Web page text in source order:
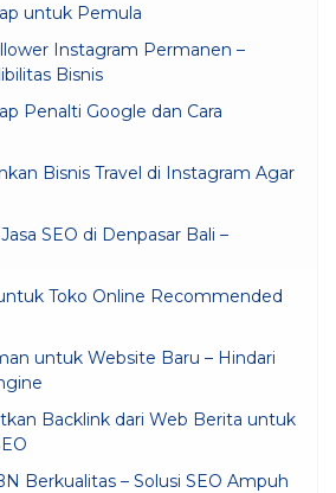
untuk Pemula
Instagram Permanen –
Bisnis
Penalti Google dan Cara
Bisnis Travel di Instagram Agar
SEO di Denpasar Bali –
Toko Online Recommended
untuk Website Baru – Hindari
Backlink dari Web Berita untuk
Berkualitas – Solusi SEO Ampuh